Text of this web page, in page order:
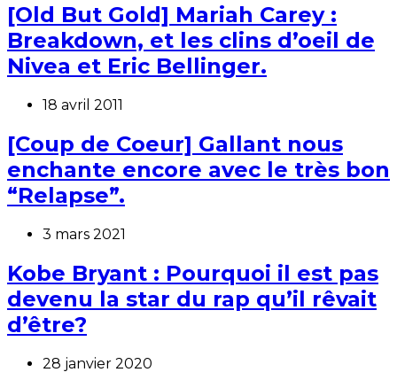
[Old But Gold] Mariah Carey :
Breakdown, et les clins d’oeil de
Nivea et Eric Bellinger.
18 avril 2011
[Coup de Coeur] Gallant nous
enchante encore avec le très bon
“Relapse”.
3 mars 2021
Kobe Bryant : Pourquoi il est pas
devenu la star du rap qu’il rêvait
d’être?
28 janvier 2020